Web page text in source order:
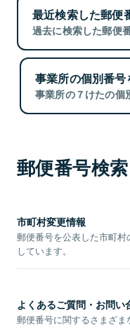
最近検索した郵便
過去に検索した郵便
事業所の個別番号
事業所の７けたの個
郵便番号検
市町村変更情報
郵便番号を公表した市町
しています。
よくあるご質問・お問い
郵便番号に関するさまざま